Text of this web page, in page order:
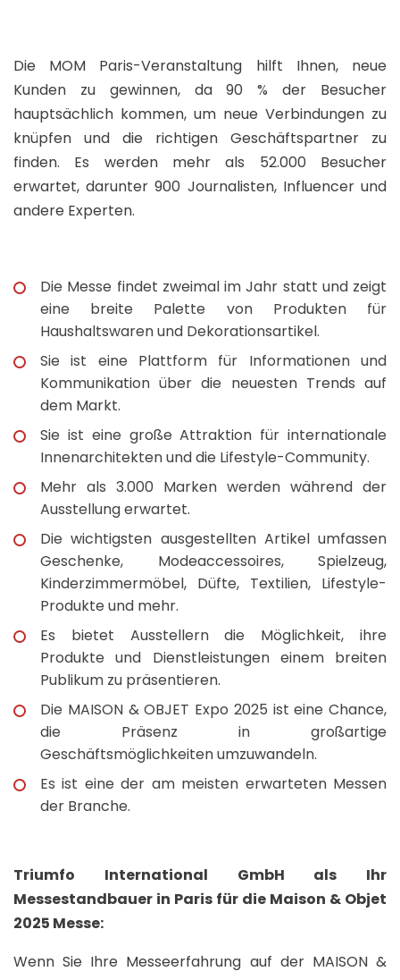
Die MOM Paris-Veranstaltung hilft Ihnen, neue
Kunden zu gewinnen, da 90 % der Besucher
hauptsächlich kommen, um neue Verbindungen zu
knüpfen und die richtigen Geschäftspartner zu
finden. Es werden mehr als 52.000 Besucher
erwartet, darunter 900 Journalisten, Influencer und
andere Experten.
Die Messe findet zweimal im Jahr statt und zeigt
eine breite Palette von Produkten für
Haushaltswaren und Dekorationsartikel.
Sie ist eine Plattform für Informationen und
Kommunikation über die neuesten Trends auf
dem Markt.
Sie ist eine große Attraktion für internationale
Innenarchitekten und die Lifestyle-Community.
Mehr als 3.000 Marken werden während der
Ausstellung erwartet.
Die wichtigsten ausgestellten Artikel umfassen
Geschenke, Modeaccessoires, Spielzeug,
Kinderzimmermöbel, Düfte, Textilien, Lifestyle-
Produkte und mehr.
Es bietet Ausstellern die Möglichkeit, ihre
Produkte und Dienstleistungen einem breiten
Publikum zu präsentieren.
Die MAISON & OBJET Expo 2025 ist eine Chance,
die Präsenz in großartige
Geschäftsmöglichkeiten umzuwandeln.
Es ist eine der am meisten erwarteten Messen
der Branche.
Triumfo International GmbH als Ihr
Messestandbauer in Paris für die Maison & Objet
2025 Messe:
Wenn Sie Ihre Messeerfahrung auf der MAISON &